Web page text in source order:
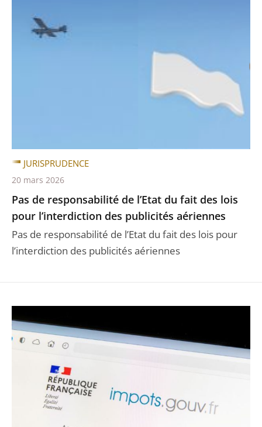
Pas de responsabilité de l’Etat du fait des lois
pour l’interdiction des publicités aériennes
Pas de responsabilité de l’Etat du fait des lois pour
l’interdiction des publicités aériennes
JURISPRUDENCE
20 mars 2026